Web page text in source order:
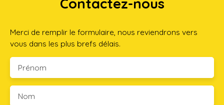
Contactez-nous
Merci de remplir le formulaire, nous reviendrons vers
vous dans les plus brefs délais.
Prénom
Nom